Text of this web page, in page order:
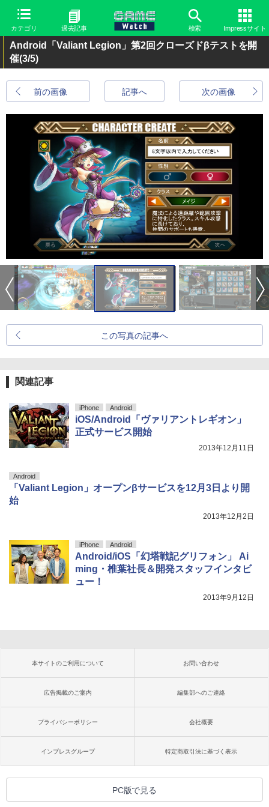
カテゴリ 過去記事 検索 Impressサイト
Android「Valiant Legion」第2回クローズドβテストを開
催(3/5)
前の画像 次の画像
記事へ
この写真の記事へ
関連記事
iPhone Android
iOS/Android「ヴァリアントレギオン」
正式サービス開始
2013年12月11日
Android
「Valiant Legion」オープンβサービスを12月3日より開
始
2013年12月2日
iPhone Android
Android/iOS「幻塔戦記グリフォン」 Ai
ming・椎葉社長＆開発スタッフインタビ
ュー！
2013年9月12日
本サイトのご利用について お問い合わせ
広告掲載のご案内 編集部へのご連絡
プライバシーポリシー 会社概要
インプレスグループ 特定商取引法に基づく表示
PC版で見る